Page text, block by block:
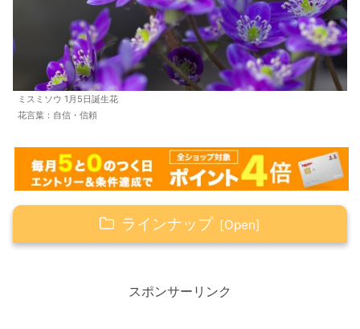
ミスミソウ 1月5日誕生花
花言葉：自信・信頼
ラインナップ
自分の気持ちに素直に、自分を知る
スポンサーリンク